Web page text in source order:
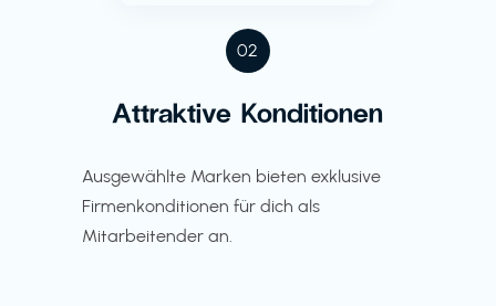
02
Attraktive Konditionen
Ausgewählte Marken bieten exklusive
Firmenkonditionen für dich als
Mitarbeitender an.